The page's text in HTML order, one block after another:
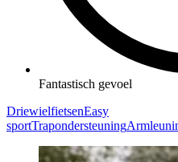
Fantastisch gevoel
DriewielfietsenEasy
sportTrapondersteuning